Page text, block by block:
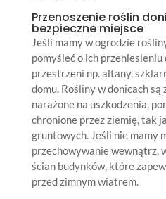
Przenoszenie roślin
bezpieczne miejsce
Jeśli mamy w ogrodzie
pomyśleć o ich przeniesieniu
przestrzeni np. altany,
domu. Rośliny w donicach są
narażone na uszkodzenia,
chronione przez ziemię, tak
gruntowych. Jeśli nie mamy
przechowywanie wewnątrz,
ścian budynków, które
przed zimnym wiatrem.